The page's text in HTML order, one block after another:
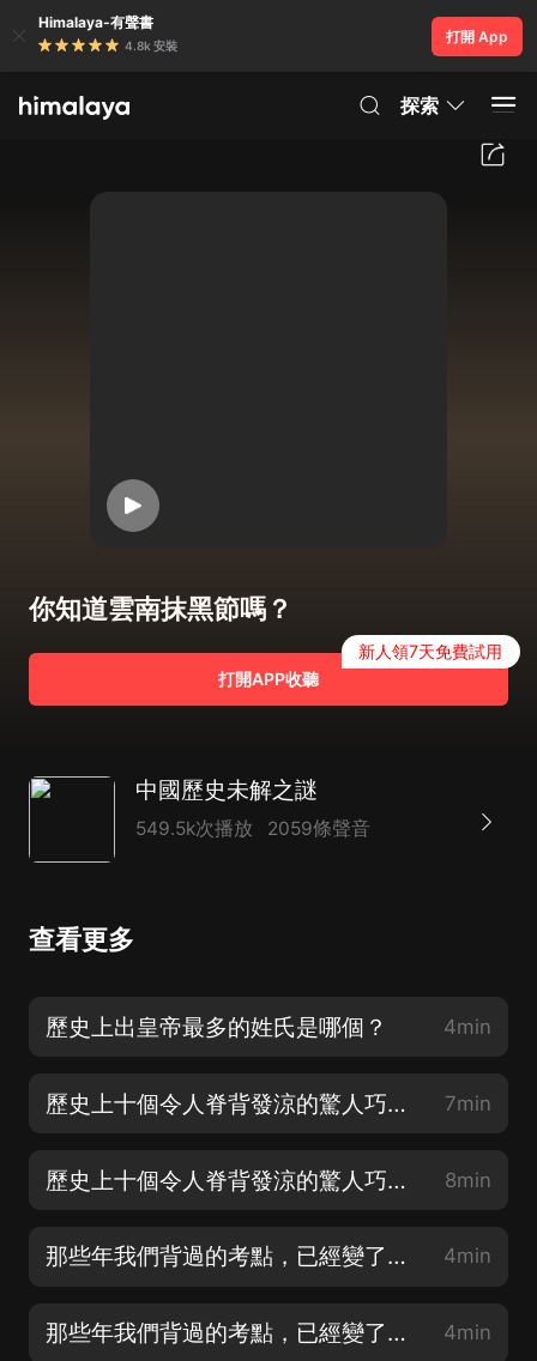
Himalaya-有聲書
4.8k 安裝
打開 App
探索
你知道雲南抹黑節嗎？
打開APP收聽
新人領7天免費試用
中國歷史未解之謎
549.5k次播放 2059條聲音
查看更多
歷史上出皇帝最多的姓氏是哪個？ 4min
歷史上十個令人脊背發涼的驚人巧合（下） 7min
歷史上十個令人脊背發涼的驚人巧合（上） 8min
那些年我們背過的考點，已經變了（下） 4min
那些年我們背過的考點，已經變了（上） 4min